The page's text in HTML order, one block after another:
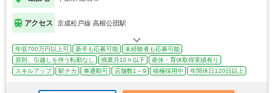
アクセス 京成松戸線 高根公団駅
年収700万円以上可 新卒も応募可能
未経験者も応募可能
原則、引越しを伴う転勤なし
残業月10ｈ以下
産休・育休取得実績有り
スキルアップ
駅チカ 車通勤可 店舗数1～9 積極採用中 年間休日120日以上